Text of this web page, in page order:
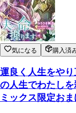
気になる 購入済
運良く人生をや
の人生でわたし
ミックス限定お